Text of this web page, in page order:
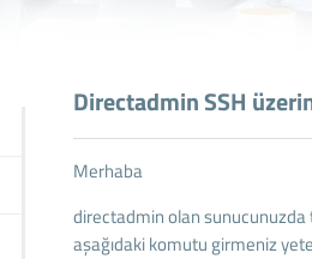
Directadmin SSH
Merhaba
directadmin olan sunucunuzda
aşağıdaki komutu girmeniz